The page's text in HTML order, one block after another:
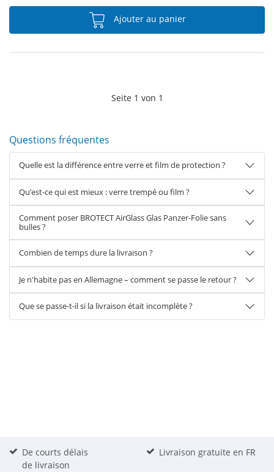
Ajouter au panier
Seite 1 von 1
Questions fréquentes
Quelle est la différence entre verre et film de protection ?
Qu’est-ce qui est mieux : verre trempé ou film ?
Comment poser BROTECT AirGlass Glas Panzer-Folie sans
bulles ?
Combien de temps dure la livraison ?
Je n'habite pas en Allemagne – comment se passe le retour ?
Que se passe-t-il si la livraison était incomplète ?
De courts délais
de livraison
Livraison gratuite en FR